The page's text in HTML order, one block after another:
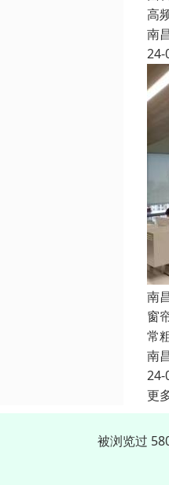
高
南
24-
南
窗
常
南
24-
更
被浏览过